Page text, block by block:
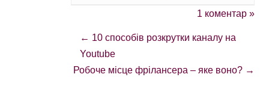
1 коментар »
← 10 способів розкрутки каналу на
Youtube
Робоче місце фрілансера – яке воно? →